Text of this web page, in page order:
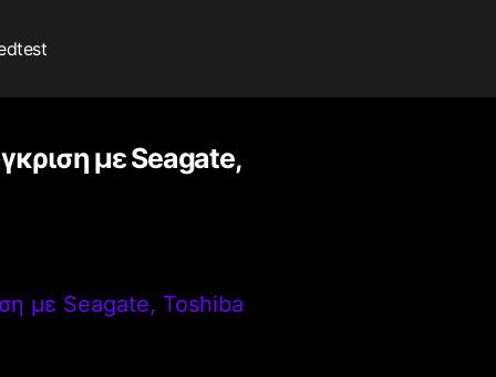
με Seagate,
με Seagate, Toshiba